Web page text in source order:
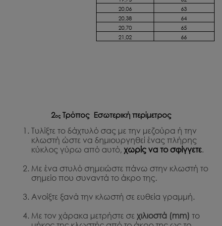
20,06
63
20,38
64
20,70
65
21,02
66
2ος Τρόπος Εσωτερική περίμετρος
Τυλίξτε το δάχτυλό σας με την μεζούρα ή την
κλωστή ώστε να δημιουργηθεί ένας πλήρης
κύκλος γύρω από αυτό, χωρίς να το σφίγγετε.
Με ένα στυλό σημειώστε πάνω στην κλωστή το
σημείο που συναντά το άκρο της.
Ανοίξτε ξανά την κλωστή σε ευθεία γραμμή.
Με τον χάρακα μετρήστε σε χιλιοστά (mm) το